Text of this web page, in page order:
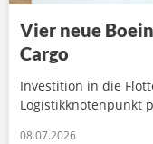
Vier neue
Cargo
Investition in die
Logistikknotenpunkt
08.07.2026